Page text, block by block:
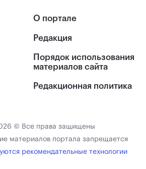
О портале
Редакция
Порядок использования
материалов сайта
Редакционная политика
© Все права защищены
материалов портала запрещается
рекомендательные технологии